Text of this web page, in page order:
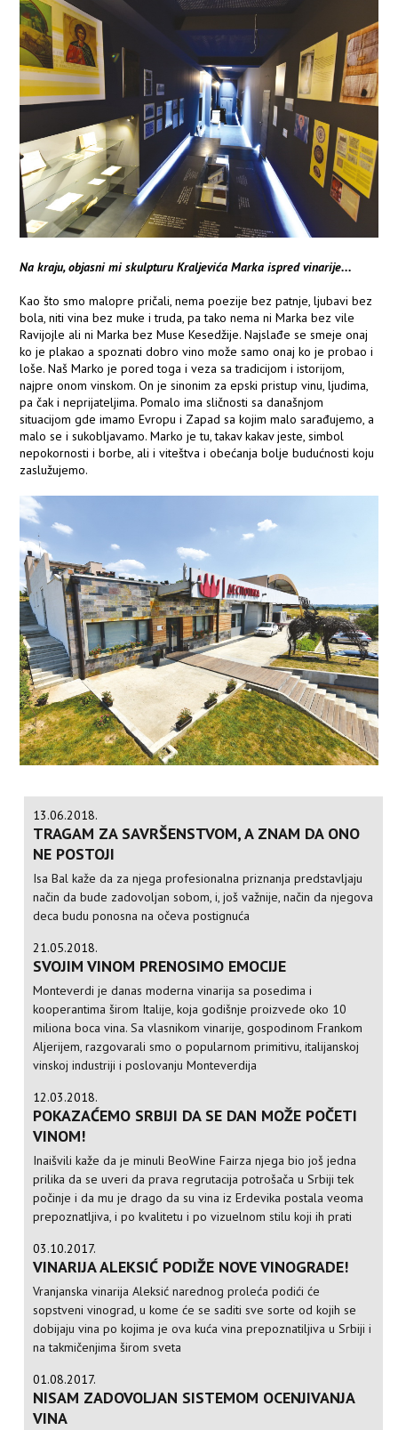
Na kraju, objasni mi skulpturu Kraljevića Marka ispred vinarije...
Kao što smo malopre pričali, nema poezije bez patnje, ljubavi bez
bola, niti vina bez muke i truda, pa tako nema ni Marka bez vile
Ravijojle ali ni Marka bez Muse Kesedžije. Najslađe se smeje onaj
ko je plakao a spoznati dobro vino može samo onaj ko je probao i
loše. Naš Marko je pored toga i veza sa tradicijom i istorijom,
najpre onom vinskom. On je sinonim za epski pristup vinu, ljudima,
pa čak i neprijateljima. Pomalo ima sličnosti sa današnjom
situacijom gde imamo Evropu i Zapad sa kojim malo sarađujemo, a
malo se i sukobljavamo. Marko je tu, takav kakav jeste, simbol
nepokornosti i borbe, ali i viteštva i obećanja bolje budućnosti koju
zaslužujemo.
13.06.2018.
TRAGAM ZA SAVRŠENSTVOM, A ZNAM DA ONO
NE POSTOJI
Isa Bal kaže da za njega profesionalna priznanja predstavljaju
način da bude zadovoljan sobom, i, još važnije, način da njegova
deca budu ponosna na očeva postignuća
21.05.2018.
SVOJIM VINOM PRENOSIMO EMOCIJE
Monteverdi je danas moderna vinarija sa posedima i
kooperantima širom Italije, koja godišnje proizvede oko 10
miliona boca vina. Sa vlasnikom vinarije, gospodinom Frankom
Aljerijem, razgovarali smo o popularnom primitivu, italijanskoj
vinskoj industriji i poslovanju Monteverdija
12.03.2018.
POKAZAĆEMO SRBIJI DA SE DAN MOŽE POČETI
VINOM!
Inaišvili kaže da je minuli BeoWine Fairza njega bio još jedna
prilika da se uveri da prava regrutacija potrošača u Srbiji tek
počinje i da mu je drago da su vina iz Erdevika postala veoma
prepoznatljiva, i po kvalitetu i po vizuelnom stilu koji ih prati
03.10.2017.
VINARIJA ALEKSIĆ PODIŽE NOVE VINOGRADE!
Vranjanska vinarija Aleksić narednog proleća podići će
sopstveni vinograd, u kome će se saditi sve sorte od kojih se
dobijaju vina po kojima je ova kuća vina prepoznatiljiva u Srbiji i
na takmičenjima širom sveta
01.08.2017.
NISAM ZADOVOLJAN SISTEMOM OCENJIVANJA
VINA